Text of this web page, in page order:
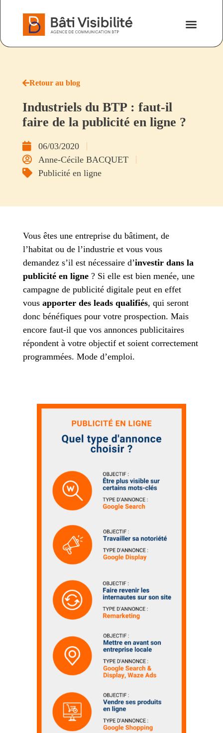
Retour au blog
Industriels du BTP : faut-il
faire de la publicité en ligne ?
06/03/2020
Anne-Cécile BACQUET
Publicité en ligne
Vous êtes une entreprise du bâtiment, de
l’habitat ou de l’industrie et vous vous
demandez s’il est nécessaire d’investir dans la
publicité en ligne? Si elle est bien menée, une
campagne de publicité digitale peut en effet
vous apporter des leads qualifiés, qui seront
donc bénéfiques pour votre prospection. Mais
encore faut-il que vos annonces publicitaires
répondent à votre objectif et soient correctement
programmées. Mode d’emploi.